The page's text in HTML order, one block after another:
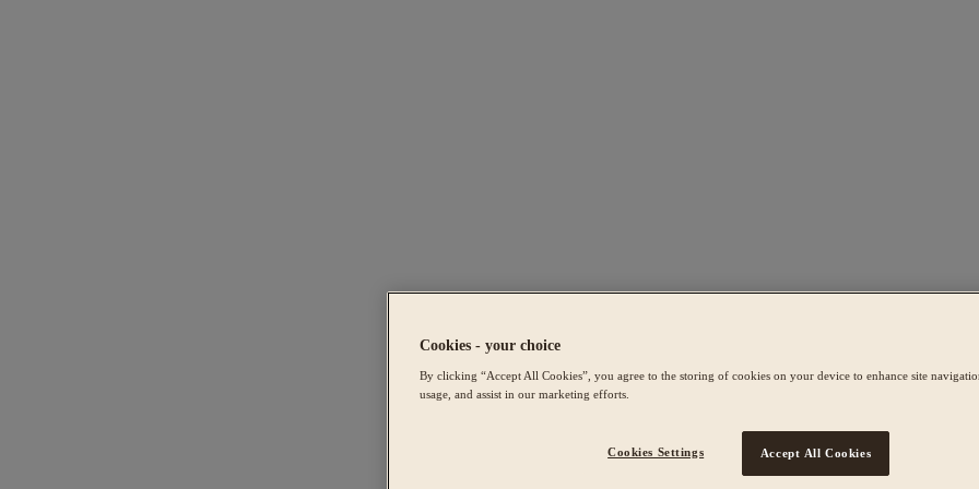
Cookies - your choice
By clicking “Accept All Cookies”, you agree to the storing of cookies on your device to enhance site
usage, and assist in our marketing efforts.
Cookies Settings Accept All Cookies